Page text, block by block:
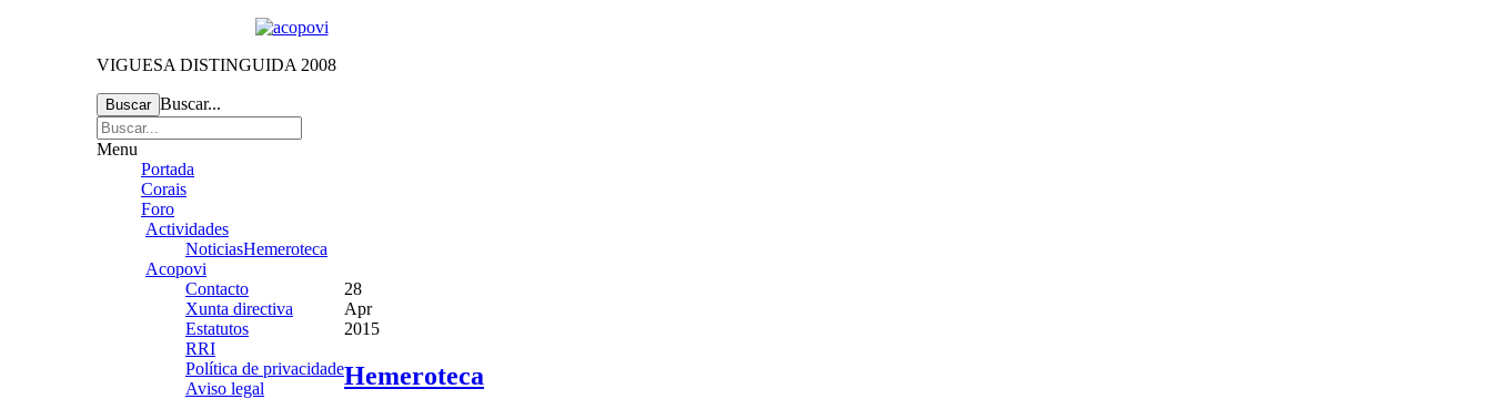
VIGUESA DISTINGUIDA 2008
Buscar Buscar...
Menu
Portada
Corais
Foro
Actividades
NoticiasHemeroteca
Acopovi
Contacto
Xunta directiva
Estatutos
RRI
Política de privacidade
Aviso legal
28
Apr
2015
Hemeroteca